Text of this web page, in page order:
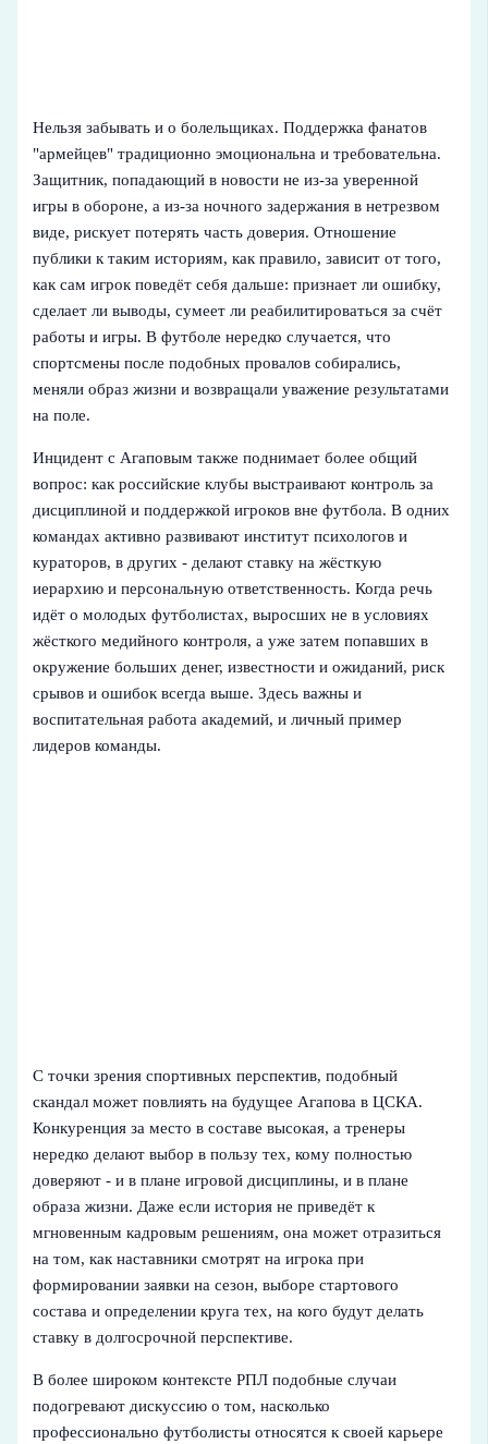
Нельзя забывать и о болельщиках. Поддержка фанатов
"армейцев" традиционно эмоциональна и требовательна.
Защитник, попадающий в новости не из‑за уверенной
игры в обороне, а из‑за ночного задержания в нетрезвом
виде, рискует потерять часть доверия. Отношение
публики к таким историям, как правило, зависит от того,
как сам игрок поведёт себя дальше: признает ли ошибку,
сделает ли выводы, сумеет ли реабилитироваться за счёт
работы и игры. В футболе нередко случается, что
спортсмены после подобных провалов собирались,
меняли образ жизни и возвращали уважение результатами
на поле.
Инцидент с Агаповым также поднимает более общий
вопрос: как российские клубы выстраивают контроль за
дисциплиной и поддержкой игроков вне футбола. В одних
командах активно развивают институт психологов и
кураторов, в других - делают ставку на жёсткую
иерархию и персональную ответственность. Когда речь
идёт о молодых футболистах, выросших не в условиях
жёсткого медийного контроля, а уже затем попавших в
окружение больших денег, известности и ожиданий, риск
срывов и ошибок всегда выше. Здесь важны и
воспитательная работа академий, и личный пример
лидеров команды.
С точки зрения спортивных перспектив, подобный
скандал может повлиять на будущее Агапова в ЦСКА.
Конкуренция за место в составе высокая, а тренеры
нередко делают выбор в пользу тех, кому полностью
доверяют - и в плане игровой дисциплины, и в плане
образа жизни. Даже если история не приведёт к
мгновенным кадровым решениям, она может отразиться
на том, как наставники смотрят на игрока при
формировании заявки на сезон, выборе стартового
состава и определении круга тех, на кого будут делать
ставку в долгосрочной перспективе.
В более широком контексте РПЛ подобные случаи
подогревают дискуссию о том, насколько
профессионально футболисты относятся к своей карьере